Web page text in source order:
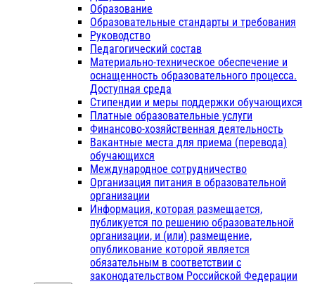
Образование
Образовательные стандарты и требования
Руководство
Педагогический состав
Материально-техническое обеспечение и
оснащенность образовательного процесса.
Доступная среда
Стипендии и меры поддержки обучающихся
Платные образовательные услуги
Финансово-хозяйственная деятельность
Вакантные места для приема (перевода)
обучающихся
Международное сотрудничество
Организация питания в образовательной
организации
Информация, которая размещается,
публикуется по решению образовательной
организации, и (или) размещение,
опубликование которой является
обязательным в соответствии с
законодательством Российской Федерации